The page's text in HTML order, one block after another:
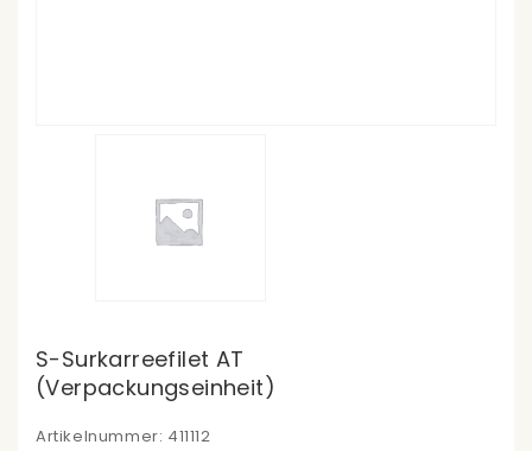
S-Surkarreefilet AT
(Verpackungseinheit)
Artikelnummer: 411112